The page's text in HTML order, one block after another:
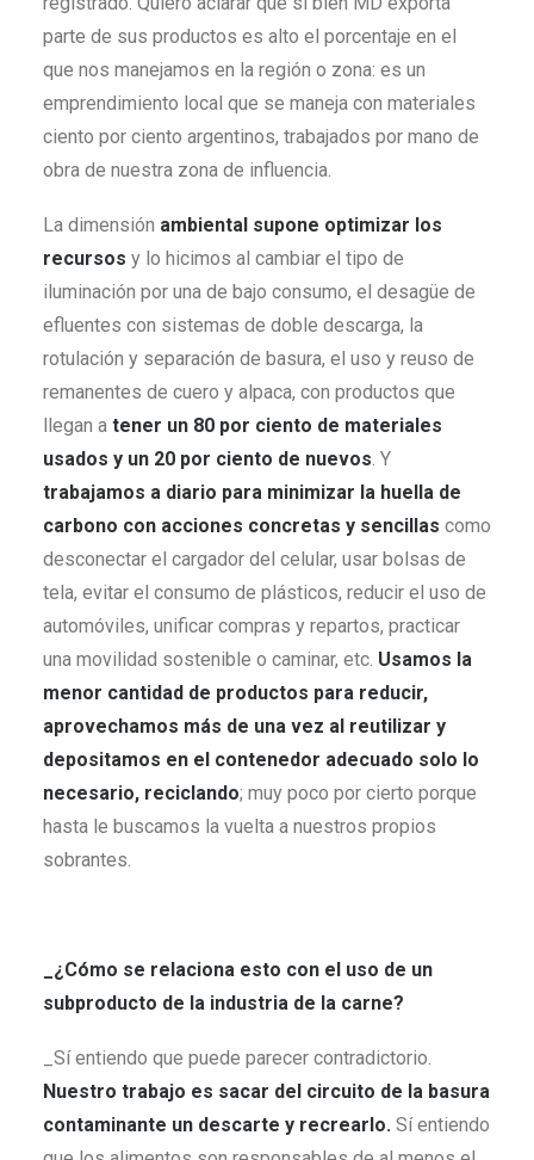
parte de sus productos es alto el porcentaje en el
que nos manejamos en la región o zona: es un
emprendimiento local que se maneja con materiales
ciento por ciento argentinos, trabajados por mano de
obra de nuestra zona de influencia.
La dimensión ambiental supone optimizar los
recursos y lo hicimos al cambiar el tipo de
iluminación por una de bajo consumo, el desagüe de
efluentes con sistemas de doble descarga, la
rotulación y separación de basura, el uso y reuso de
remanentes de cuero y alpaca, con productos que
llegan a tener un 80 por ciento de materiales
usados y un 20 por ciento de nuevos. Y
trabajamos a diario para minimizar la huella de
carbono con acciones concretas y sencillas como
desconectar el cargador del celular, usar bolsas de
tela, evitar el consumo de plásticos, reducir el uso de
automóviles, unificar compras y repartos, practicar
una movilidad sostenible o caminar, etc. Usamos la
menor cantidad de productos para reducir,
aprovechamos más de una vez al reutilizar y
depositamos en el contenedor adecuado solo lo
necesario, reciclando; muy poco por cierto porque
hasta le buscamos la vuelta a nuestros propios
sobrantes.
_¿Cómo se relaciona esto con el uso de un
subproducto de la industria de la carne?
_Sí entiendo que puede parecer contradictorio.
Nuestro trabajo es sacar del circuito de la basura
contaminante un descarte y recrearlo. Sí entiendo